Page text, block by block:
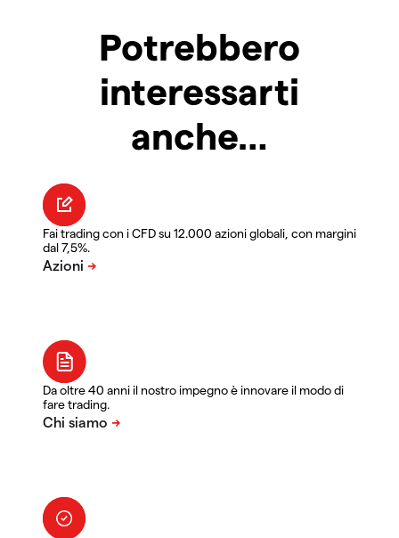
Potrebbero
interessarti
anche…
Fai trading con i CFD su 12.000 azioni globali, con margini
dal 7,5%.
Da oltre 40 anni il nostro impegno è innovare il modo di
fare trading.